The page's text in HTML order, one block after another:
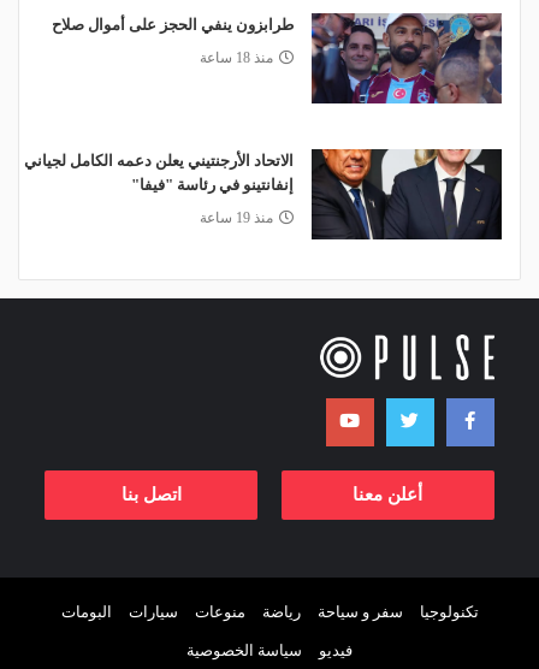
طرابزون ينفي الحجز على أموال صلاح
منذ 18 ساعة
الاتحاد الأرجنتيني يعلن دعمه الكامل لجياني
إنفانتينو في رئاسة "فيفا"
منذ 19 ساعة
أعلن معنا اتصل بنا
تكنولوجيا سفر و سياحة رياضة منوعات سيارات البومات
فيديو سياسة الخصوصية